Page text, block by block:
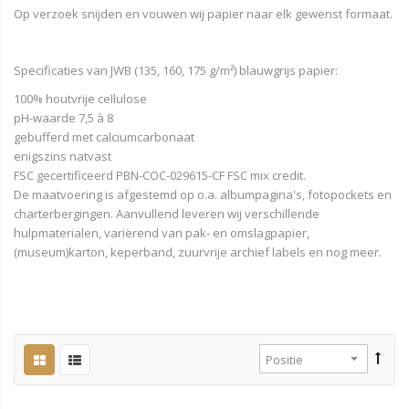
Op verzoek snijden en vouwen wij papier naar elk gewenst formaat.
Specificaties van JWB (135, 160, 175 g/m²) blauwgrijs papier:
100% houtvrije cellulose
pH-waarde 7,5 à 8
gebufferd met calciumcarbonaat
enigszins natvast
FSC gecertificeerd PBN-COC-029615-CF FSC mix credit.
De maatvoering is afgestemd op o.a. albumpagina's, fotopockets en
charterbergingen. Aanvullend leveren wij verschillende
hulpmaterialen, variërend van pak- en omslagpapier,
(museum)karton, keperband, zuurvrije archief labels en nog meer.